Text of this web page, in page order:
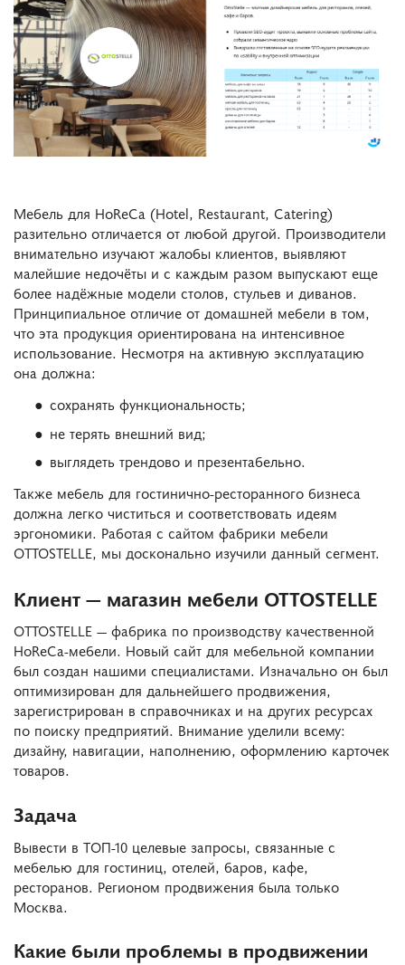
Мебель для HoReCa (Hotel, Restaurant, Catering)
разительно отличается от любой другой. Производители
внимательно изучают жалобы клиентов, выявляют
малейшие недочёты и с каждым разом выпускают еще
более надёжные модели столов, стульев и диванов.
Принципиальное отличие от домашней мебели в том,
что эта продукция ориентирована на интенсивное
использование. Несмотря на активную эксплуатацию
она должна:
сохранять функциональность;
не терять внешний вид;
выглядеть трендово и презентабельно.
Также мебель для гостинично-ресторанного бизнеса
должна легко чиститься и соответствовать идеям
эргономики. Работая с сайтом фабрики мебели
OTTOSTELLE, мы досконально изучили данный сегмент.
Клиент — магазин мебели OTTOSTELLE
OTTOSTELLE — фабрика по производству качественной
HoReCa-мебели. Новый сайт для мебельной компании
был создан нашими специалистами. Изначально он был
оптимизирован для дальнейшего продвижения,
зарегистрирован в справочниках и на других ресурсах
по поиску предприятий. Внимание уделили всему:
дизайну, навигации, наполнению, оформлению карточек
товаров.
Задача
Вывести в ТОП-10 целевые запросы, связанные с
мебелью для гостиниц, отелей, баров, кафе,
ресторанов. Регионом продвижения была только
Москва.
Какие были проблемы в продвижении